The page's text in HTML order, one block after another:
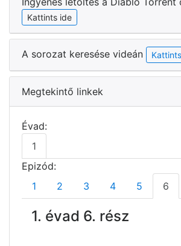
Kattints ide
A sorozat keresése videán
Megtekintő linkek
Évad:
1
Epizód:
1
2 3 4 5 6
1. évad 6. rész